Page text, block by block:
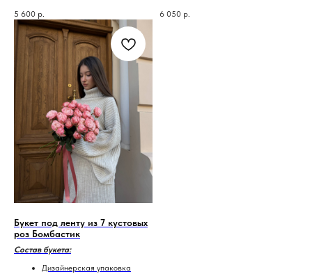
5 600 р.
6 050 р.
Букет под ленту из 7 кустовых
роз Бомбастик
Состав букета:
Дизайнерская упаковка